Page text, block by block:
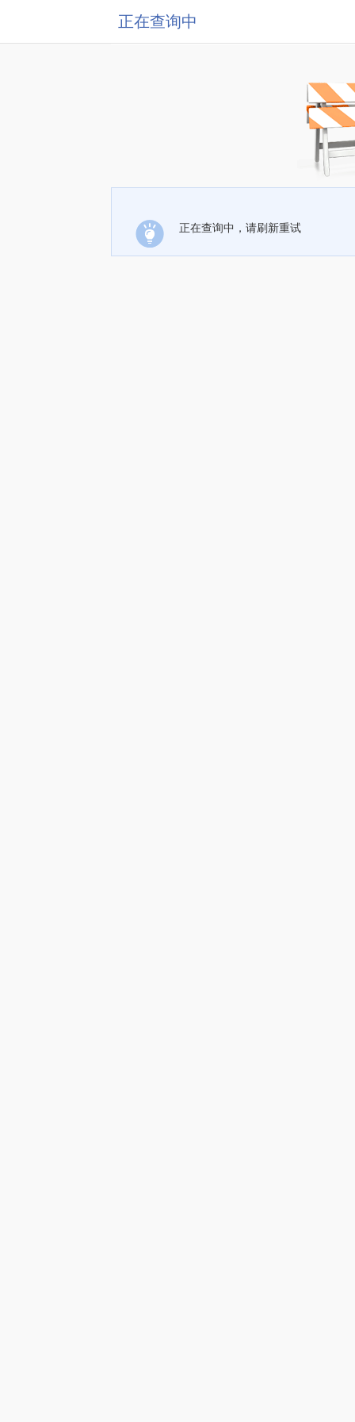
正在查询中
正在查询中，请刷新重试